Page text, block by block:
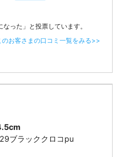
った」と投票しています。
のお客さまの口コミ一覧をみる>>
ブラッククロコpu